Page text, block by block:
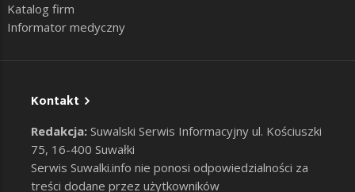
Katalog firm
Informator medyczny
Kontakt
Redakcja: Suwalski Serwis Informacyjny ul. Kościuszki
75, 16-400 Suwałki
Serwis Suwalki.info nie ponosi odpowiedzialności za
treści dodane przez użytkowników